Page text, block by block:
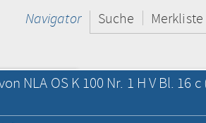
Navigator Suche Merkliste
NLA OS K 100 Nr. 1 H V Bl. 16 c